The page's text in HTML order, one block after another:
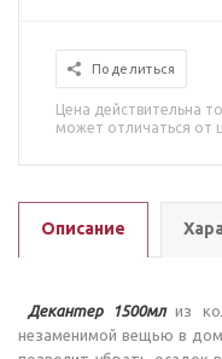
Поделиться
Цена действительна
может отличаться от
Описание
Декантер 1500млиз
незаменимой вещью в